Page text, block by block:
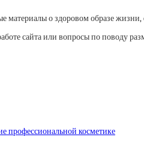
материалы о здоровом образе
сайта или вопросы по поводу
профессиональной косметике